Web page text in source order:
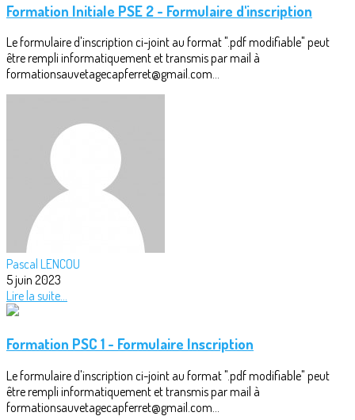
Formation Initiale PSE 2 - Formulaire d'inscription
Le formulaire d'inscription ci-joint au format ".pdf modifiable" peut
être rempli informatiquement et transmis par mail à
formationsauvetagecapferret@gmail.com...
Pascal LENCOU
5 juin 2023
Lire la suite...
Formation PSC 1 - Formulaire Inscription
Le formulaire d'inscription ci-joint au format ".pdf modifiable" peut
être rempli informatiquement et transmis par mail à
formationsauvetagecapferret@gmail.com...